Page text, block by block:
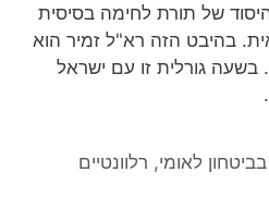
של תורת לחימה בסיסית
בהיבט הזה רא"ל זמיר הוא
בשעה גורלית זו עם ישראל
לאומי, רלוונטיים